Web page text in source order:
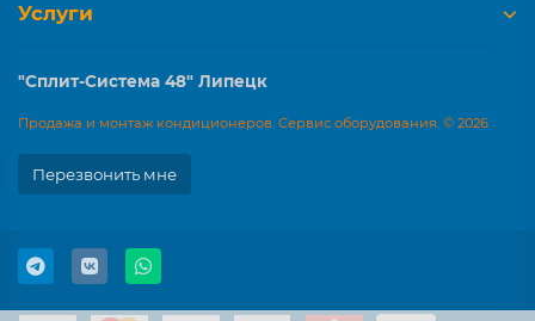
Услуги
"Сплит-Система 48" Липецк
Продажа и монтаж кондиционеров. Сервис оборудования. © 2026
Перезвонить мне